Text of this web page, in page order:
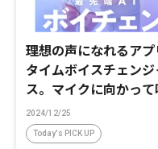
理想の声になれるア
タイムボイスチェン
ス。マイクに向かっ
ケボ風に音声変換が可
2024/12/25
Today's PICK UP